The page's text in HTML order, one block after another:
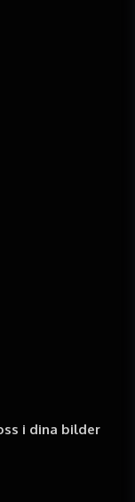
i dina bilder